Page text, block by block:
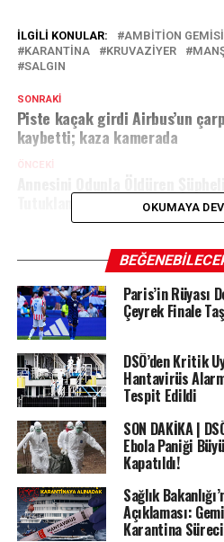
İLGILI KONULAR: AMBITION GEMISI
KARANTINA
KRUVAZIYER
SALGIN
SONRAKI
Piste kaçak girdi Airbus’un
kaybetti; kaza kamerada
ÖNCEKI
Tutuklandı
OKUMAYA
Paris’in Rüyası
Çeyrek Finale
DSÖ’den Kritik
Hantavirüs
Tespit Edildi
SON DAKİKA |
Ebola Paniği
Kapatıldı!
Sağlık
Açıklaması:
Karantina